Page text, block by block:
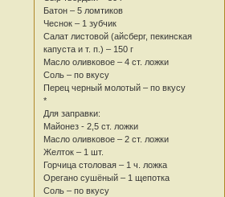
Батон – 5 ломтиков
Чеснок – 1 зубчик
Салат листовой (айсберг, пекинская
капуста и т. п.) – 150 г
Масло оливковое – 4 ст. ложки
Соль – по вкусу
Перец черный молотый – по вкусу
*
Для заправки:
Майонез - 2,5 ст. ложки
Масло оливковое – 2 ст. ложки
Желток – 1 шт.
Горчица столовая – 1 ч. ложка
Орегано сушёный – 1 щепотка
Соль – по вкусу